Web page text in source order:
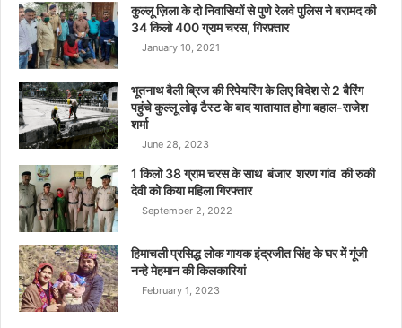
कुल्लू ज़िला के दो निवासियों से पुणे रेलवे पुलिस ने बरामद की
34 किलो 400 ग्राम चरस, गिरफ़्तार
January 10, 2021
भूतनाथ बैली ब्रिज की रिपेयरिंग के लिए विदेश से 2 बैरिंग
पहुंचे कुल्लू लोढ़ टैस्ट के बाद यातायात होगा बहाल-राजेश
शर्मा
June 28, 2023
1 किलो 38 ग्राम चरस के साथ बंजार शरण गांव की रुकी
देवी को किया महिला गिरफ्तार
September 2, 2022
हिमाचली प्रसिद्ध लोक गायक इंद्रजीत सिंह के घर में गूंजी
नन्हे मेहमान की किलकारियां
February 1, 2023